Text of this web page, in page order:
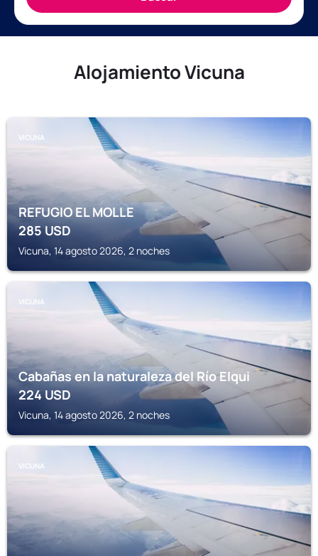
Alojamiento Vicuna
VICUNA
REFUGIO EL MOLLE
285USD
Vicuna, 14 agosto 2026, 2 noches
VICUNA
Cabañas en la naturaleza del Río Elqui
224USD
Vicuna, 14 agosto 2026, 2 noches
VICUNA